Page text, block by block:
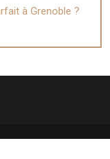
à Grenoble ?